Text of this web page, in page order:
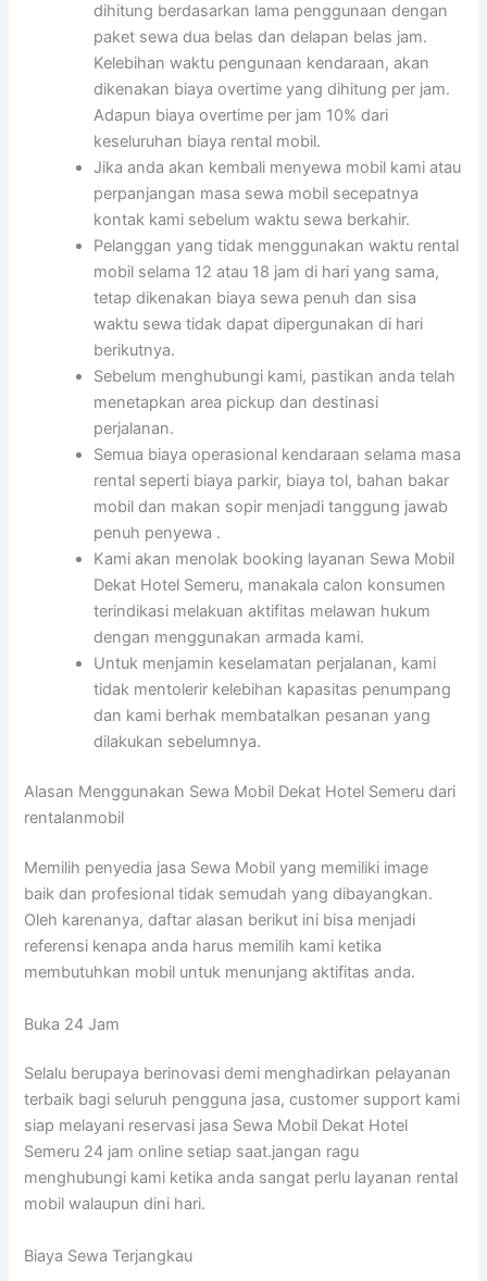
dihitung berdasarkan lama penggunaan dengan
paket sewa dua belas dan delapan belas jam.
Kelebihan waktu pengunaan kendaraan, akan
dikenakan biaya overtime yang dihitung per jam.
Adapun biaya overtime per jam 10% dari
keseluruhan biaya rental mobil.
Jika anda akan kembali menyewa mobil kami atau
perpanjangan masa sewa mobil secepatnya
kontak kami sebelum waktu sewa berkahir.
Pelanggan yang tidak menggunakan waktu rental
mobil selama 12 atau 18 jam di hari yang sama,
tetap dikenakan biaya sewa penuh dan sisa
waktu sewa tidak dapat dipergunakan di hari
berikutnya.
Sebelum menghubungi kami, pastikan anda telah
menetapkan area pickup dan destinasi
perjalanan.
Semua biaya operasional kendaraan selama masa
rental seperti biaya parkir, biaya tol, bahan bakar
mobil dan makan sopir menjadi tanggung jawab
penuh penyewa .
Kami akan menolak booking layanan Sewa Mobil
Dekat Hotel Semeru, manakala calon konsumen
terindikasi melakuan aktifitas melawan hukum
dengan menggunakan armada kami.
Untuk menjamin keselamatan perjalanan, kami
tidak mentolerir kelebihan kapasitas penumpang
dan kami berhak membatalkan pesanan yang
dilakukan sebelumnya.
Alasan Menggunakan Sewa Mobil Dekat Hotel Semeru dari
rentalanmobil
Memilih penyedia jasa Sewa Mobil yang memiliki image
baik dan profesional tidak semudah yang dibayangkan.
Oleh karenanya, daftar alasan berikut ini bisa menjadi
referensi kenapa anda harus memilih kami ketika
membutuhkan mobil untuk menunjang aktifitas anda.
Buka 24 Jam
Selalu berupaya berinovasi demi menghadirkan pelayanan
terbaik bagi seluruh pengguna jasa, customer support kami
siap melayani reservasi jasa Sewa Mobil Dekat Hotel
Semeru 24 jam online setiap saat.jangan ragu
menghubungi kami ketika anda sangat perlu layanan rental
mobil walaupun dini hari.
Biaya Sewa Terjangkau